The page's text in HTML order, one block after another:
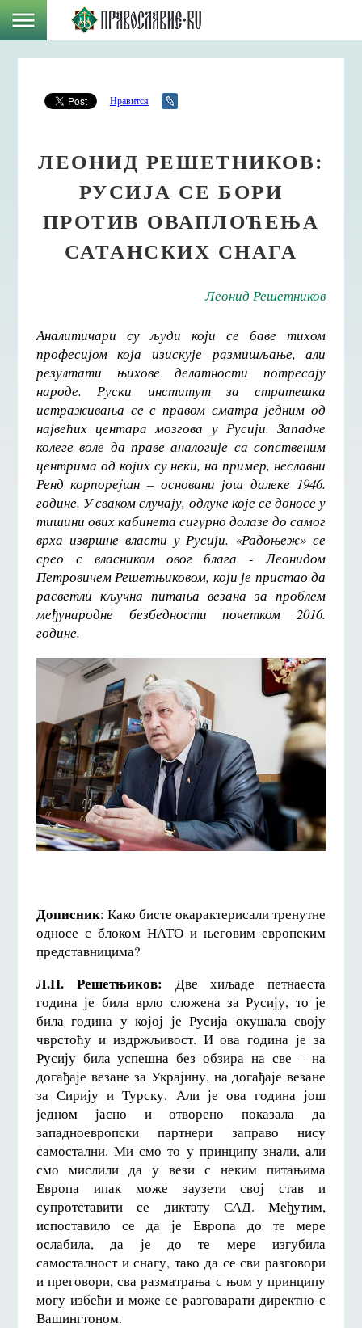
Нравится
ЛЕОНИД РЕШЕТНИКОВ:
РУСИЈА СЕ БОРИ
ПРОТИВ ОВАПЛОЋЕЊА
САТАНСКИХ СНАГА
Леонид Решетников
Аналитичари су људи који се баве тихом
професијом која изискује размишљање, али
резултати њихове делатности потресају
народе. Руски институт за стратешка
истраживања се с правом сматра једним од
највећих центара мозгова у Русији. Западне
колеге воле да праве аналогије са сопственим
центрима од којих су неки, на пример, неславни
Ренд корпореjшн – основани још далеке 1946.
године. У сваком случају, одлуке које се доносе у
тишини ових кабинета сигурно долазе до самог
врха извршне власти у Русији. «Радоњеж» се
срео с власником овог блага - Леонидом
Петровичем Решетњиковом, који је пристао да
расветли кључна питања везана за проблем
међународне безбедности почетком 2016.
године.
Дописник: Како бисте окарактерисали тренутне
односе с блоком НАТО и његовим европским
представницима?
Л.П. Решетњиков: Две хиљаде петнаеста
година је била врло сложена за Русију, то је
била година у којој је Русија окушала своју
чврстоћу и издржљивост. И ова година је за
Русију била успешна без обзира на све – на
догађаје везане за Украјину, на догађаје везане
за Сирију и Турску. Али је ова година још
једном јасно и отворено показала да
западноевропски партнери заправо нису
самостални. Ми смо то у принципу знали, али
смо мислили да у вези с неким питањима
Европа ипак може заузети свој став и
супротставити се диктату САД. Међутим,
испоставило се да је Европа до те мере
ослабила, да је до те мере изгубила
самосталност и снагу, тако да се сви разговори
и преговори, сва разматрања с њом у принципу
могу избећи и може се разговарати директно с
Вашингтоном.